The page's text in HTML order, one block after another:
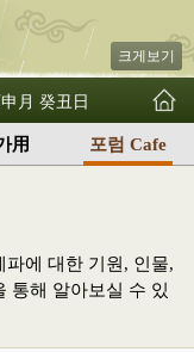
크게보기
月 癸丑日
用 포럼 Cafe
에 대한 기원, 인물,
통해 알아보실 수 있